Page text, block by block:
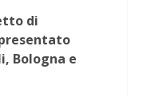
di
Bologna e